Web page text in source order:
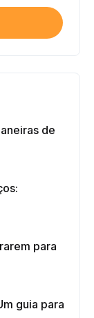
de
para
guia para